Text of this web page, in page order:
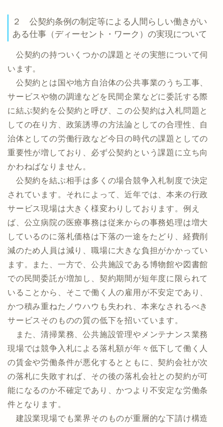
２ 公契約条例の制定等による人間らしい働きがい
ある仕事（ディーセント・ワーク）の実現について
公契約の持ついくつかの課題とその実態について伺
います。
公契約とは国や地方自治体の公共事業のうち工事、
サービスや物の調達などを民間企業などに委託する際
に結ぶ契約を公契約と呼び、この公契約は入札問題と
しての在り方、政策誘導の方法論としての合理性、自
治体としての労働行政など今日の時代の課題としての
重要性が増しており、必ず公契約という課題に立ち向
かわねばなりません。
公契約を結ぶ相手は多くの場合競争入札制度で決定
されています。それによって、近年では、本来の行政
サービス現場は大きく様変わりしております。例え
ば、公立病院の医療事務は従来からの事務処理は増大
しているのに落札価格は下落の一途をたどり、経費削
減のため人員は減り、職場に大きな負担がかかってい
ます。また、一方で、公共施設である博物館や図書館
での民間委託が増加し、契約期間が短年度に限られて
いることから、そこで働く人の雇用が不安定であり、
かつ積み重ねたノウハウも失われ、本来なされるべき
サービスそのものの質の低下を招いています。
また、清掃業務、公共施設管理やメンテナンス業務
現場では競争入札による落札額が年々低下して働く人
の賃金や労働条件が悪化するとともに、契約会社が次
の落札に失敗すれば、その後の落札会社との契約が可
能になるのか不確定であり、かつより不安定な労働条
件となります。
建設業現場でも業界そのものが重層的な下請け構造